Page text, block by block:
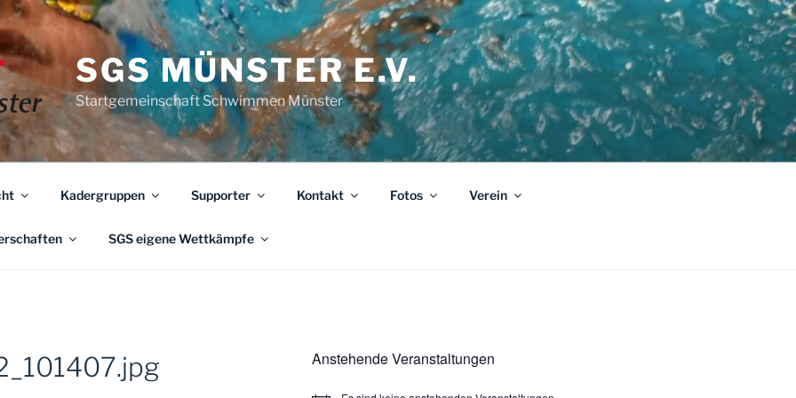
SGS MÜNSTER E.V.
Startgemeinschaft Schwimmen Münster
Kadergruppen Supporter Kontakt Fotos Verein
SGS eigene Wettkämpfe
Anstehende Veranstaltungen